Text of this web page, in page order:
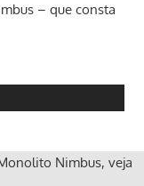
– que consta
Nimbus, veja